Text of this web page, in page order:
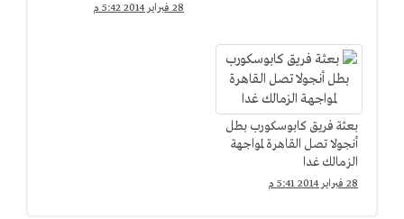
28 فبراير 2014 5:42 م
بعثة فريق كابوسكورب بطل
أنجولا تصل القاهرة لمواجهة
الزمالك غدا
28 فبراير 2014 5:41 م